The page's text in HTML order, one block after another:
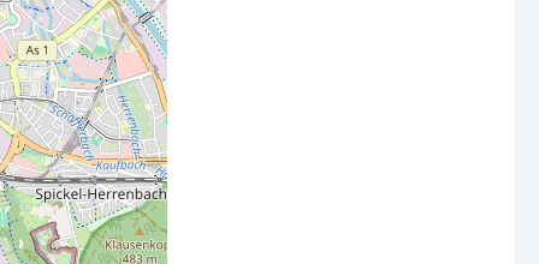
und der Mitarbeit an strategischen
der gesamten Finance-Abteilung. Dabei gestaltest
arbeitest konzeptionell und stimmst Dich eng mit
die Rechnungsprüfung und Qualitätssicherung
(inkl. inhaltlicher Prüfung der vertragskonformen
für das Management und die Geschäftsleitung